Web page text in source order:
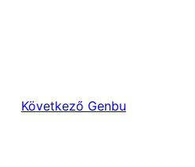
Következő Genbu